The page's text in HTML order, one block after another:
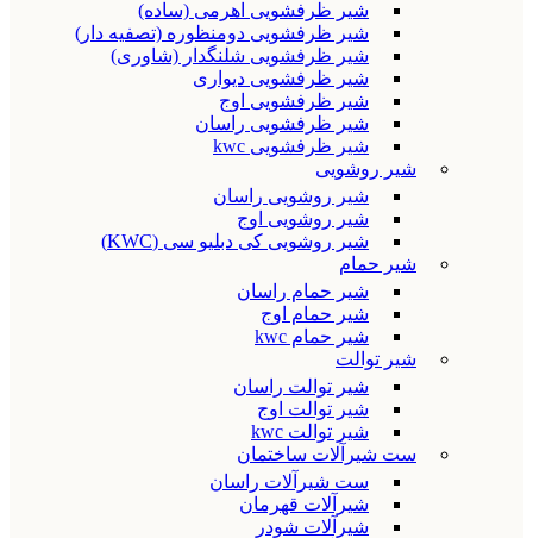
شیر ظرفشویی اهرمی (ساده)
شیر ظرفشویی دومنظوره (تصفیه دار)
شیر ظرفشویی شلنگدار (شاوری)
شیر ظرفشویی دیواری
شیر ظرفشویی اوج
شیر ظرفشویی راسان
شیر ظرفشویی kwc
شیر روشویی
شیر روشویی راسان
شیر روشویی اوج
شیر روشویی کی دبلیو سی (KWC)
شیر حمام
شیر حمام راسان
شیر حمام اوج
شیر حمام kwc
شیر توالت
شیر توالت راسان
شیر توالت اوج
شیر توالت kwc
ست شیرآلات ساختمان
ست شیرآلات راسان
شیرآلات قهرمان
شیرآلات شودر